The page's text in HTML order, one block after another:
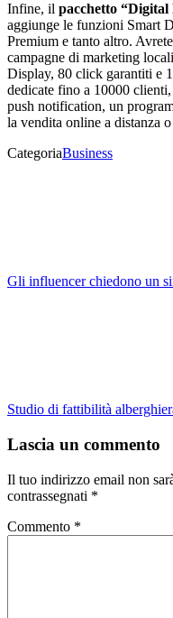
Infine, il pacchetto
aggiunge le funzioni Smart
Premium e tanto altro.
campagne di marketing
Display, 80 click garantiti e
dedicate fino a 10000
push notification, un
la vendita online a distanza
CategoriaBusiness
Gli influencer chiedono un
Studio di fattibilità
Lascia un commento
Il tuo indirizzo email non
contrassegnati *
Commento *